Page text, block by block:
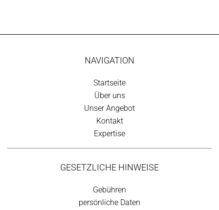
NAVIGATION
Startseite
Über uns
Unser Angebot
Kontakt
Expertise
GESETZLICHE HINWEISE
Gebühren
persönliche Daten